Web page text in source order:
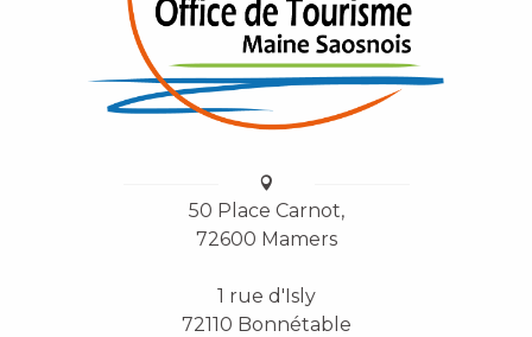
50 Place Carnot,
72600 Mamers
1 rue d'Isly
72110 Bonnétable